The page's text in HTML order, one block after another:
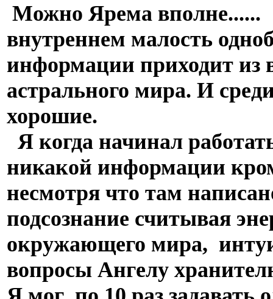
Можно Ярема вполне......
внутреннем малость
информации приходит из
астрального мира. И
хорошие.
Я когда начинал
никакой информации
несмотря что там
подсознание считывая
окружающего мира,
вопросы Ангелу